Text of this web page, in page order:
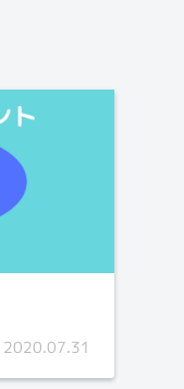
2020.07.31